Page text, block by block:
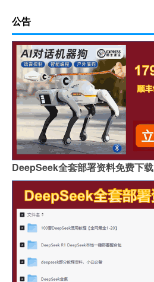
公告
DeepSeek全套部署资料免费下载